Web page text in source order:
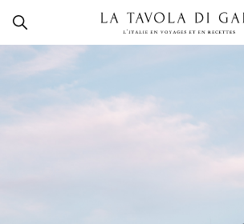
content
La
Gaël
Rechercher